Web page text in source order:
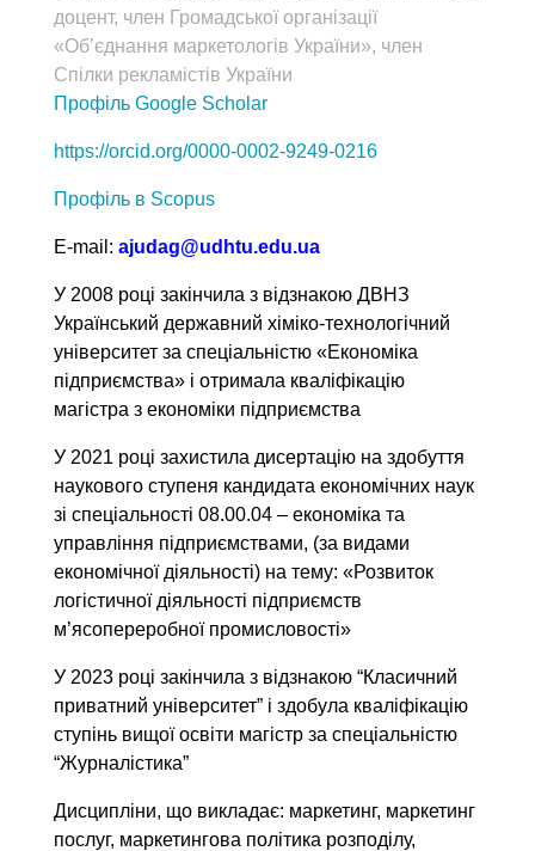
доцент, член Громадської організації
«Об’єднання маркетологів України», член
Спілки рекламістів України
Профіль Google Scholar
https://orcid.org/0000-0002-9249-0216
Профіль в Scopus
Е-mail: ajudag@udhtu.edu.ua
У 2008 році закінчила з відзнакою ДВНЗ
Український державний хіміко-технологічний
університет за спеціальністю «Економіка
підприємства» і отримала кваліфікацію
магістра з економіки підприємства
У 2021 році захистила дисертацію на здобуття
наукового ступеня кандидата економічних наук
зі спеціальності 08.00.04 – економіка та
управління підприємствами, (за видами
економічної діяльності) на тему: «Розвиток
логістичної діяльності підприємств
м’ясопереробної промисловості»
У 2023 році закінчила з відзнакою “Класичний
приватний університет” і здобула кваліфікацію
ступінь вищої освіти магістр за спеціальністю
“Журналістика”
Дисципліни, що викладає: маркетинг, маркетинг
послуг, маркетингова політика розподілу,